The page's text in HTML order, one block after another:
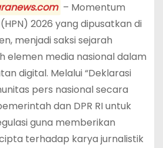
– Momentum
2026 yang dipusatkan di
menjadi saksi sejarah
elemen media nasional dalam
digital. Melalui “Deklarasi
pers nasional secara
dan DPR RI untuk
guna memberikan
terhadap karya jurnalistik